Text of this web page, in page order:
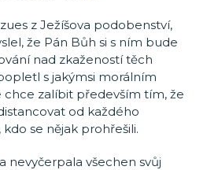
z Ježíšova podobenství,
že Pán Bůh si s ním bude
nad zkažeností těch
s jakýmsi morálním
zalíbit především tím, že
od každého
se nějak prohřešili.
nevyčerpala všechen svůj